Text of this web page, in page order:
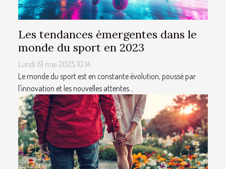
Les tendances émergentes dans le
monde du sport en 2023
Lundi 19 mai 2025 10:14
Le monde du sport est en constante évolution, poussé par
l'innovation et les nouvelles attentes...